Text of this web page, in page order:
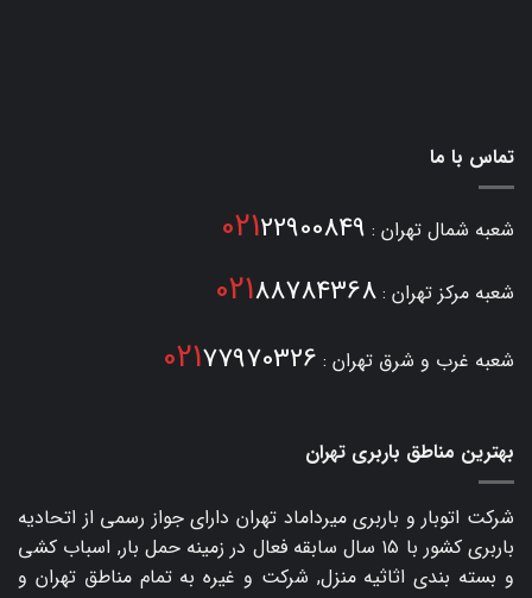
تماس با ما
شعبه شمال تهران : 02122900849
شعبه مرکز تهران : 02188784368
شعبه غرب و شرق تهران : 02177970326
بهترین مناطق باربری تهران
شرکت اتوبار و باربری میرداماد تهران دارای جواز رسمی از اتحادیه
باربری کشور با ۱۵ سال سابقه فعال در زمینه حمل بار, اسباب کشی
و بسته بندی اثاثیه منزل, شرکت و غیره به تمام مناطق تهران و